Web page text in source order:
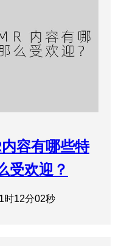
容有哪些特
受欢迎？
时12分02秒